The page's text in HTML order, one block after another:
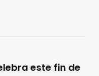
este fin de